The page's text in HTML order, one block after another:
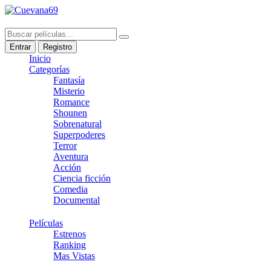
Entrar Registro
Inicio
Categorías
Fantasía
Misterio
Romance
Shounen
Sobrenatural
Superpoderes
Terror
Aventura
Acción
Ciencia ficción
Comedia
Documental
Películas
Estrenos
Ranking
Mas Vistas